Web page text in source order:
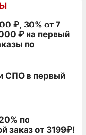
₽, 30% от 7
₽ на первый
по
СПО в первый
по
заказ от 3199₽!